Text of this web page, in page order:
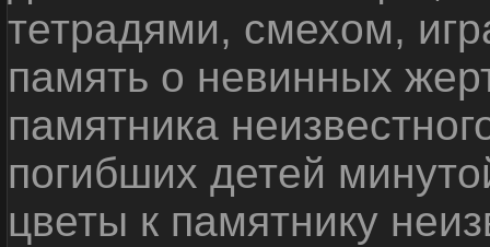
тетрадями, смехом,
память о невинных
памятника
погибших детей
цветы к памятнику